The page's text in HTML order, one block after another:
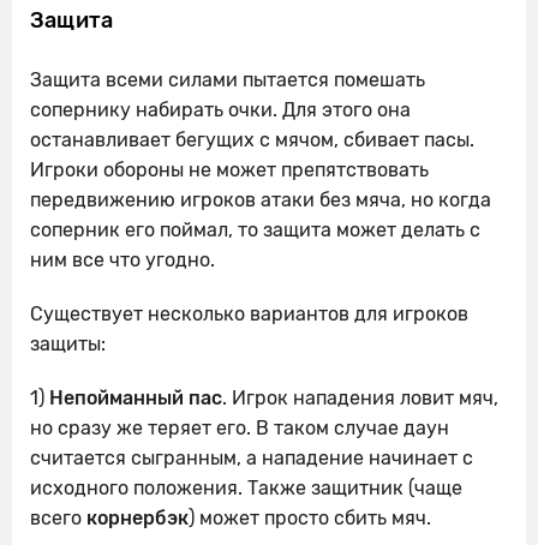
Защита
Защита всеми силами пытается помешать
сопернику набирать очки. Для этого она
останавливает бегущих с мячом, сбивает пасы.
Игроки обороны не может препятствовать
передвижению игроков атаки без мяча, но когда
соперник его поймал, то защита может делать с
ним все что угодно.
Существует несколько вариантов для игроков
защиты:
1) Непойманный пас. Игрок нападения ловит мяч,
но сразу же теряет его. В таком случае даун
считается сыгранным, а нападение начинает с
исходного положения. Также защитник (чаще
всего корнербэк) может просто сбить мяч.